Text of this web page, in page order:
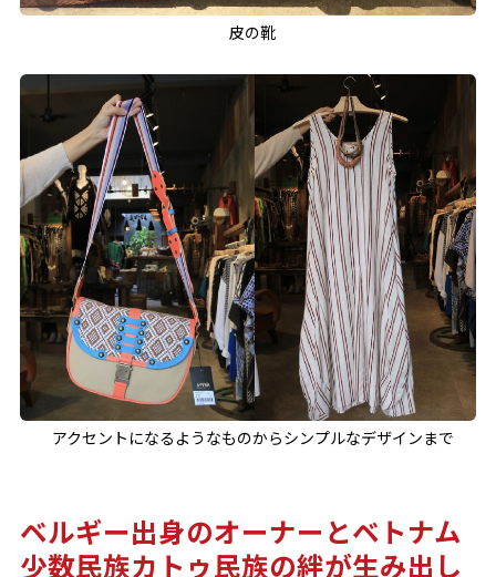
皮の靴
アクセントになるようなものからシンプルなデザインまで
ベルギー出身のオーナーとベトナム
少数民族カトゥ民族の絆が生み出し